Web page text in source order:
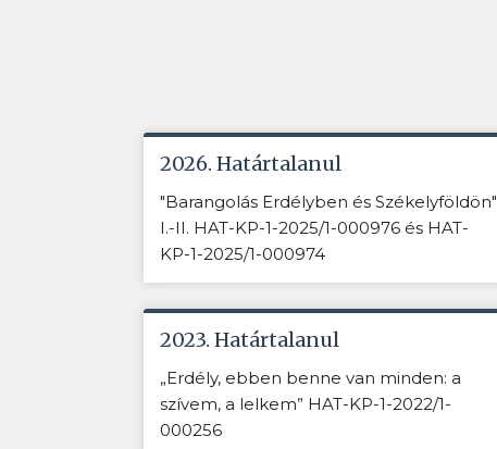
2026. Határtalanul
"Barangolás Erdélyben és Székelyföldön"
I.-II. HAT-KP-1-2025/1-000976 és HAT-
KP-1-2025/1-000974
2023. Határtalanul
„Erdély, ebben benne van minden: a
szívem, a lelkem” HAT-KP-1-2022/1-
000256